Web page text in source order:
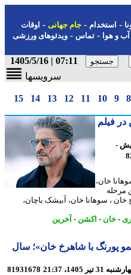
استخدام- جام جهانی-اوقات
هوا-تماس-ویدئوهای ورزشی
07:11 | 1405/5/16
سرویسها
9
10
11
12
13
14
15
خان،
سوهانا خان، آبیشک باچان،
خان -اکشن-آخرین
با شاهرخ خان»؛ سال
81931678